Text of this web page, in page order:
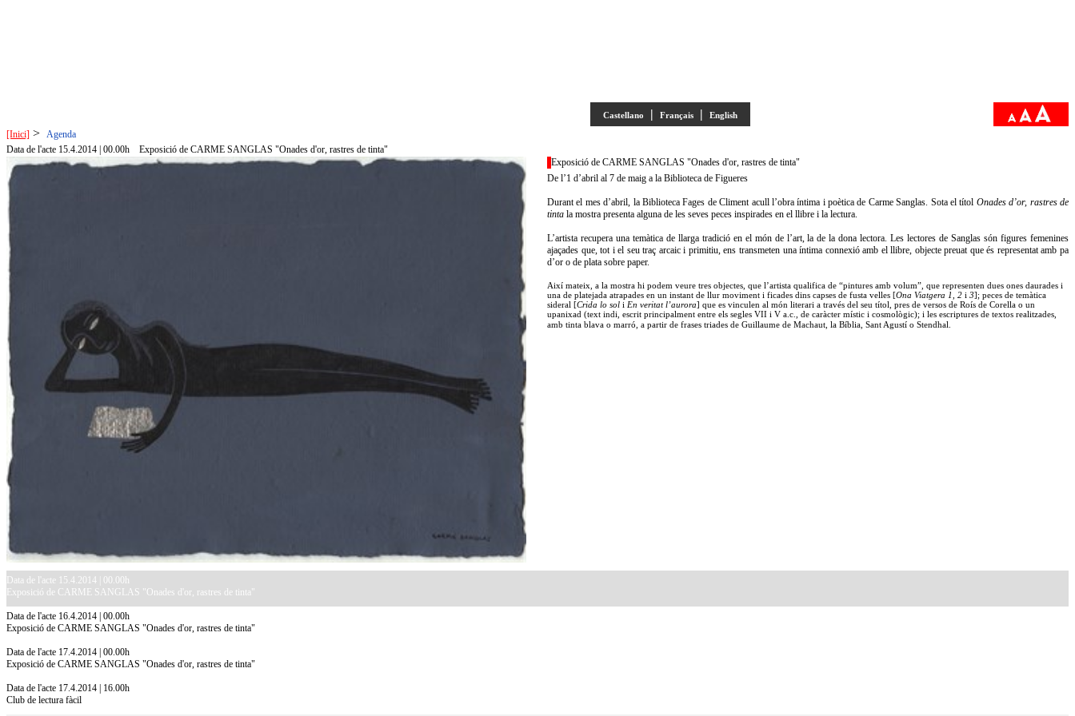
Castellano | Français | English
[Inici] > Agenda
Data de l'acte 15.4.2014 | 00.00h
Exposició de CARME SANGLAS "Onades d'or, rastres de tinta"
Exposició de CARME SANGLAS "Onades d'or, rastres de tinta"
De l’1 d’abril al 7 de maig a la Biblioteca de Figueres
Durant el mes d’abril, la Biblioteca Fages de Climent acull l’obra íntima i poètica de Carme Sanglas. Sota el títol Onades d’or, rastres de
tinta la mostra presenta alguna de les seves peces inspirades en el llibre i la lectura.
L’artista recupera una temàtica de llarga tradició en el món de l’art, la de la dona lectora. Les lectores de Sanglas són figures femenines
ajaçades que, tot i el seu traç arcaic i primitiu, ens transmeten una íntima connexió amb el llibre, objecte preuat que és representat amb pa
d’or o de plata sobre paper.
Així mateix, a la mostra hi podem veure tres objectes, que l’artista qualifica de “pintures amb volum”, que representen dues ones daurades i
una de platejada atrapades en un instant de llur moviment i ficades dins capses de fusta velles [Ona Viatgera 1, 2 i 3]; peces de temàtica
sideral [Crida lo sol i En veritat l’aurora] que es vinculen al món literari a través del seu títol, pres de versos de Roís de Corella o un
upanixad (text indi, escrit principalment entre els segles VII i V a.c., de caràcter místic i cosmològic); i les escriptures de textos realitzades,
amb tinta blava o marró, a partir de frases triades de Guillaume de Machaut, la Bíblia, Sant Agustí o Stendhal.
Data de l'acte 15.4.2014 | 00.00h
Exposició de CARME SANGLAS "Onades d'or, rastres de tinta"
Data de l'acte 16.4.2014 | 00.00h
Exposició de CARME SANGLAS "Onades d'or, rastres de tinta"
Data de l'acte 17.4.2014 | 00.00h
Exposició de CARME SANGLAS "Onades d'or, rastres de tinta"
Data de l'acte 17.4.2014 | 16.00h
Club de lectura fàcil